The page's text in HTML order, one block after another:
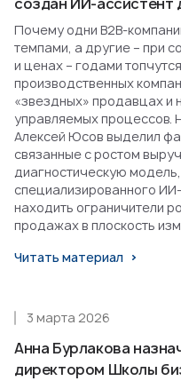
Почему одни B2B-
темпами, а другие – при
и ценах – годами
производственных
«звездных» продавцах и
управляемых процессов.
Алексей Юсов выделил
связанные с ростом
диагностическую
специализированного
находить ограничители
продажах в плоскость
Читать материал
Анна Бурлакова
директором Школы
3 марта 2026